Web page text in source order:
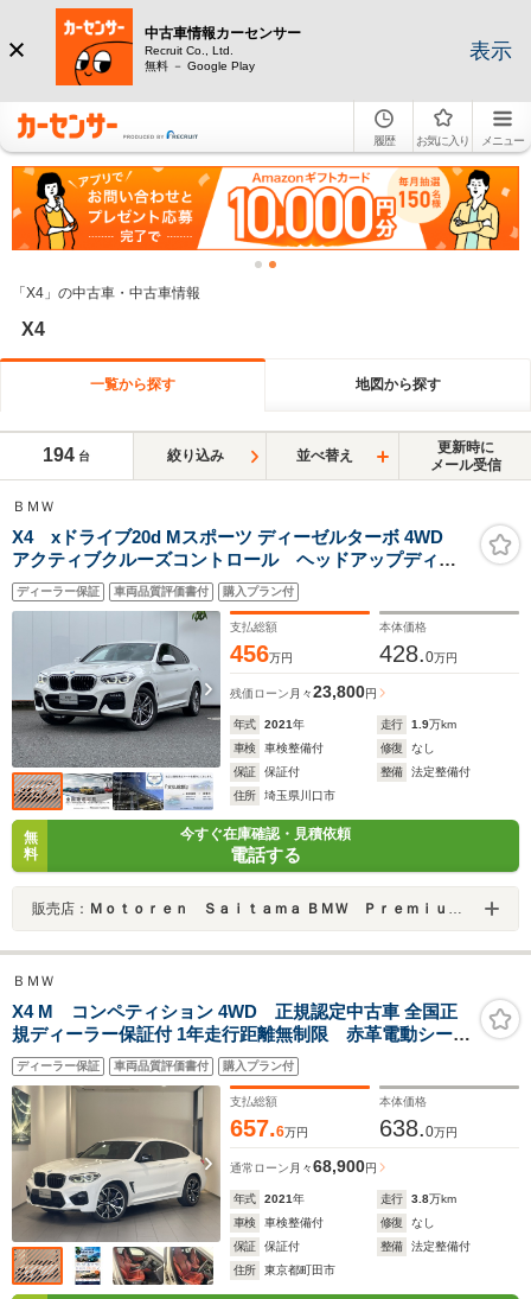
中古車情報カーセンサー
Recruit Co., Ltd.
無料 － Google Play
表示
履歴 お気に入り メニュー
「X4」の中古車・中古車情報
X4
一覧から探す 地図から探す
194 台 絞り込み 並べ替え
更新時に
メール受信
ＢＭＷ
X4 xドライブ20d Mスポーツ ディーゼルターボ 4WD
アクティブクルーズコントロール ヘッドアップディス
プレイ コンフォートアクセス 地デジチューナー 全
周囲カメラ 前後パークディスタンスコントロール 黒
レザー アンビエントライト ワイヤレス充電 ETC
ディーラー保証 車両品質評価書付 購入プラン付
支払総額
456万円
本体価格
428.0万円
残価ローン 月々23,800円
年式 2021年 走行 1.9万km
車検
車検整備付 修復
なし
保証
保証付 整備
法定整備付
住所
埼玉県川口市
無
料
今すぐ在庫確認・見積依頼
電話する
販売店： Ｍｏｔｏｒｅｎ Ｓａｉｔａｍａ ＢＭＷ Ｐｒｅｍｉｕｍ Ｓｅｌｅｃｔｉｏｎ 川口
ＢＭＷ
X4 M コンペティション 4WD 正規認定中古車 全国正
規ディーラー保証付 1年走行距離無制限 赤革電動シー
ト 前後シートヒーター シートクーラー フルセグ
TV 前後ドライブレコーダー 電動トランク ACC レ
ーンキープ 禁煙
ディーラー保証 車両品質評価書付 購入プラン付
支払総額
657.6万円
本体価格
638.0万円
通常ローン 月々68,900円
年式 2021年 走行 3.8万km
車検
車検整備付 修復
なし
保証
保証付 整備
法定整備付
住所
東京都町田市